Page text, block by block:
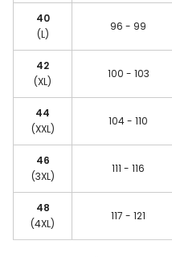
40
(L)
96 - 99
42
(XL)
100 - 103
44
(XXL)
104 - 110
46
(3XL)
111 - 116
48
(4XL)
117 - 121